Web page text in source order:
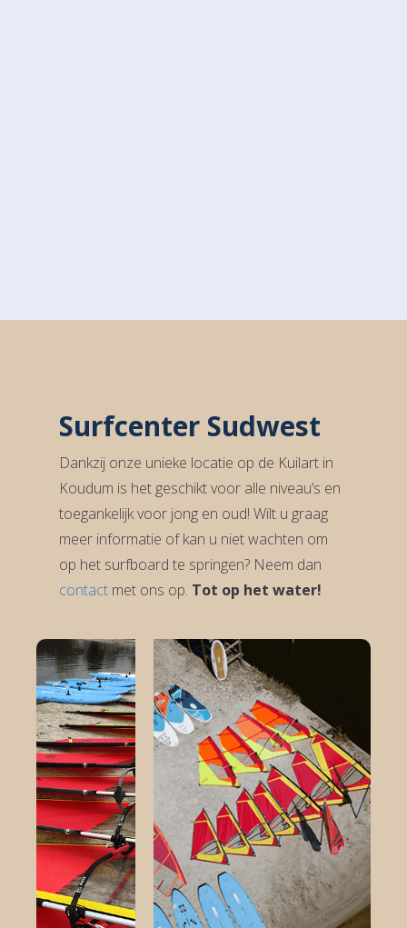
Surfcenter Sudwest
Dankzij onze unieke locatie op de Kuilart in
Koudum is het geschikt voor alle niveau’s en
toegankelijk voor jong en oud! Wilt u graag
meer informatie of kan u niet wachten om
op het surfboard te springen? Neem dan
contact met ons op. Tot op het water!